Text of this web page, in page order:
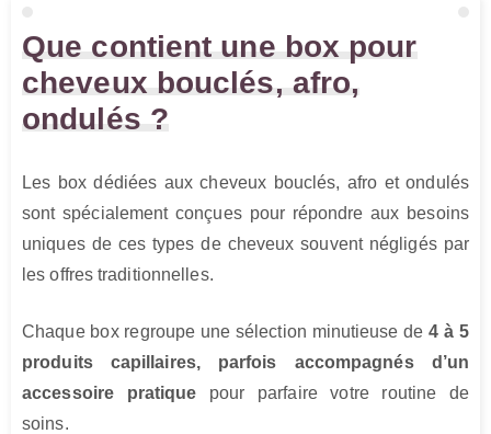
Que contient une box pour
cheveux bouclés, afro,
ondulés ?
Les box dédiées aux cheveux bouclés, afro et ondulés
sont spécialement conçues pour répondre aux besoins
uniques de ces types de cheveux souvent négligés par
les offres traditionnelles.
Chaque box regroupe une sélection minutieuse de4 à 5
produits capillaires, parfois accompagnés d’un
accessoire pratique pour parfaire votre routine de
soins.